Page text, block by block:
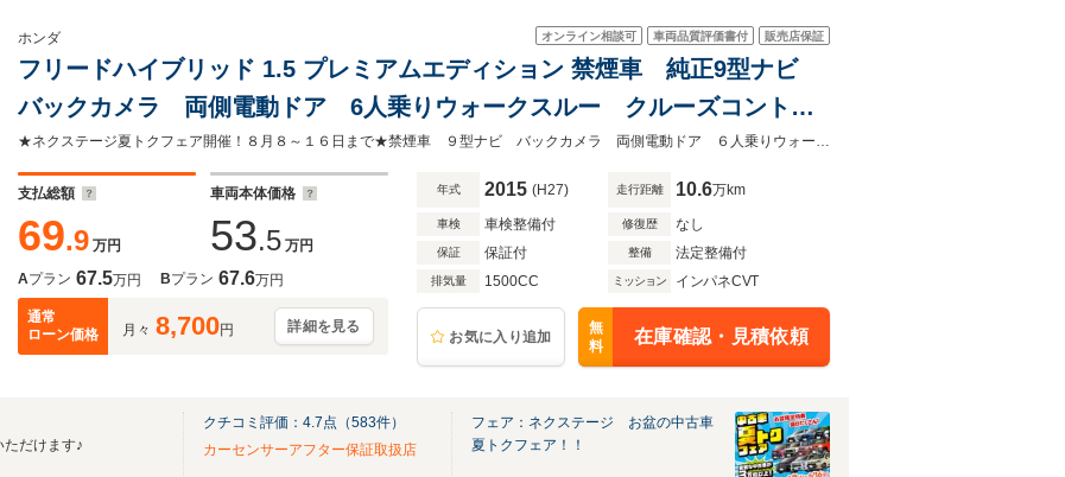
オンライン相談可 車両品質評価書付 販売店保証
ホンダ
フリードハイブリッド 1.5 プレミアムエディション 禁煙車 純正9型ナビ
バックカメラ 両側電動ドア 6人乗りウォークスルー クルーズコントロ
ール スマートキー HIDヘッド ETC オートエアコン Bluetooth
CD/DVD再生 フルセグ
★ネクステージ夏トクフェア開催！８月８～１６日まで★禁煙車 ９型ナビ バックカメラ 両側電動ドア ６人乗りウォークスルー クルーズコントロール ＥＴＣ
支払総額
69.9 万円
車両本体価格
53.5 万円
Aプラン 67.5万円 Bプラン 67.6万円
通常
ローン価格
月々 8,700円 詳細を見る
年式 2015 (H27) 走行距離 10.6万km
車検 車検整備付 修復歴 なし
保証 保証付 整備 法定整備付
排気量 1500CC ミッション インパネCVT
お気に入り追加
無
料
在庫確認・見積依頼
だけます♪
クチコミ評価： 4.7点（583件）
カーセンサーアフター保証取扱店
フェア：ネクステージ お盆の中古車
夏トクフェア！！